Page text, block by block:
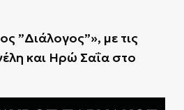
”Διάλογος”», με τις
και Ηρώ Σαΐα στο